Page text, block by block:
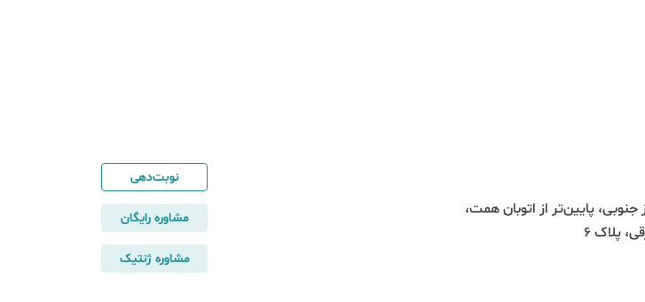
جنوبی، پایین‌تر از اتوبان همت،
نوبت‌دهی
مشاوره رایگان
مشاوره ژنتیک